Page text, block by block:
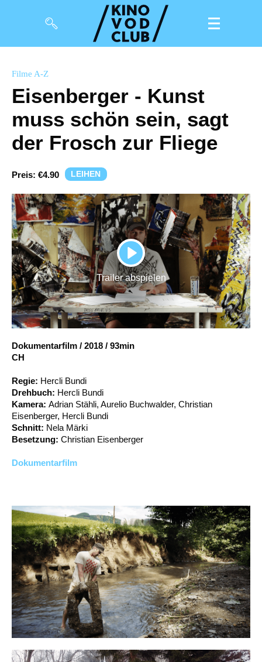
Magazin
Kuratierungen
Events
So geht’s
Filmpakete
Gutscheine
& Filmpässe
Account
Suche
Filme A-Z
Eisenberger - Kunst
muss schön sein, sagt
der Frosch zur Fliege
Preis: €4.90 LEIHEN
PLAY
Trailer abspielen
Dokumentarfilm / 2018 / 93min
CH
Regie: Hercli Bundi
Drehbuch: Hercli Bundi
Kamera: Adrian Stähli, Aurelio Buchwalder, Christian
Eisenberger, Hercli Bundi
Schnitt: Nela Märki
Besetzung: Christian Eisenberger
Dokumentarfilm